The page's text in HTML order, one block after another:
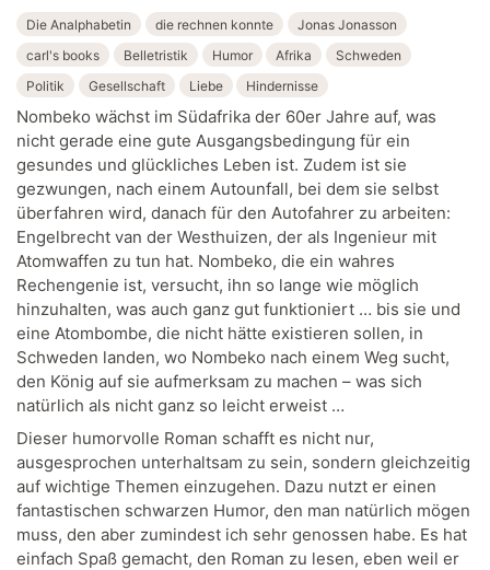
Die Analphabetin die rechnen konnte
Jonas Jonasson
carl's books
Belletristik Humor Afrika
Schweden
Politik
Gesellschaft Liebe Hindernisse
Nombeko wächst im Südafrika der 60er Jahre auf, was
nicht gerade eine gute Ausgangsbedingung für ein
gesundes und glückliches Leben ist. Zudem ist sie
gezwungen, nach einem Autounfall, bei dem sie selbst
überfahren wird, danach für den Autofahrer zu arbeiten:
Engelbrecht van der Westhuizen, der als Ingenieur mit
Atomwaffen zu tun hat. Nombeko, die ein wahres
Rechengenie ist, versucht, ihn so lange wie möglich
hinzuhalten, was auch ganz gut funktioniert … bis sie und
eine Atombombe, die nicht hätte existieren sollen, in
Schweden landen, wo Nombeko nach einem Weg sucht,
den König auf sie aufmerksam zu machen – was sich
natürlich als nicht ganz so leicht erweist …
Dieser humorvolle Roman schafft es nicht nur,
ausgesprochen unterhaltsam zu sein, sondern gleichzeitig
auf wichtige Themen einzugehen. Dazu nutzt er einen
fantastischen schwarzen Humor, den man natürlich mögen
muss, den aber zumindest ich sehr genossen habe. Es hat
einfach Spaß gemacht, den Roman zu lesen, eben weil er